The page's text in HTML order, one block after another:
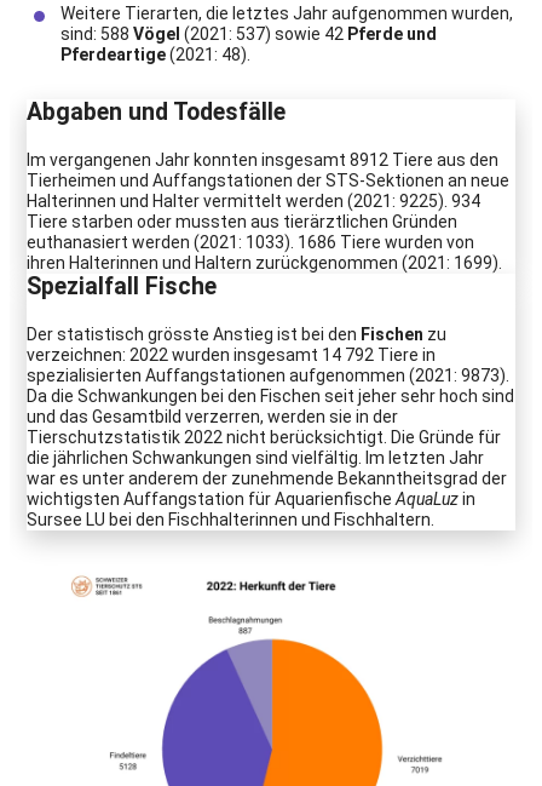
Weitere Tierarten, die letztes Jahr aufgenommen wurden,
sind: 588 Vögel (2021: 537) sowie 42 Pferde und
Pferdeartige(2021: 48).
Abgaben und Todesfälle
Im vergangenen Jahr konnten insgesamt 8912 Tiere aus den
Tierheimen und Auffangstationen der STS-Sektionen an neue
Halterinnen und Halter vermittelt werden (2021: 9225). 934
Tiere starben oder mussten aus tierärztlichen Gründen
euthanasiert werden (2021: 1033). 1686 Tiere wurden von
ihren Halterinnen und Haltern zurückgenommen (2021: 1699).
Spezialfall Fische
Der statistisch grösste Anstieg ist bei den Fischen zu
verzeichnen: 2022 wurden insgesamt 14 792 Tiere in
spezialisierten Auffangstationen aufgenommen (2021: 9873).
Da die Schwankungen bei den Fischen seit jeher sehr hoch sind
und das Gesamtbild verzerren, werden sie in der
Tierschutzstatistik 2022 nicht berücksichtigt. Die Gründe für
die jährlichen Schwankungen sind vielfältig. Im letzten Jahr
war es unter anderem der zunehmende Bekanntheitsgrad der
wichtigsten Auffangstation für Aquarienfische AquaLuzin
Sursee LU bei den Fischhalterinnen und Fischhaltern.